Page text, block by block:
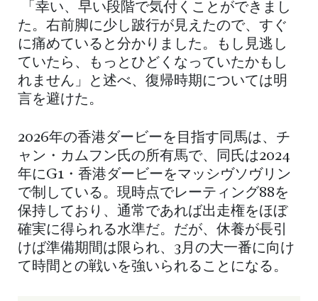
「幸い、早い段階で気付くことができまし
た。右前脚に少し跛行が見えたので、すぐ
に痛めていると分かりました。もし見逃し
ていたら、もっとひどくなっていたかもし
れません」と述べ、復帰時期については明
言を避けた。
2026年の香港ダービーを目指す同馬は、チ
ャン・カムフン氏の所有馬で、同氏は2024
年にG1・香港ダービーをマッシヴソヴリン
で制している。現時点でレーティング88を
保持しており、通常であれば出走権をほぼ
確実に得られる水準だ。だが、休養が長引
けば準備期間は限られ、3月の大一番に向け
て時間との戦いを強いられることになる。